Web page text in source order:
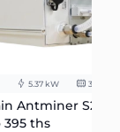
5.37 kW 395T/hs
Antminer S21+
395 ths